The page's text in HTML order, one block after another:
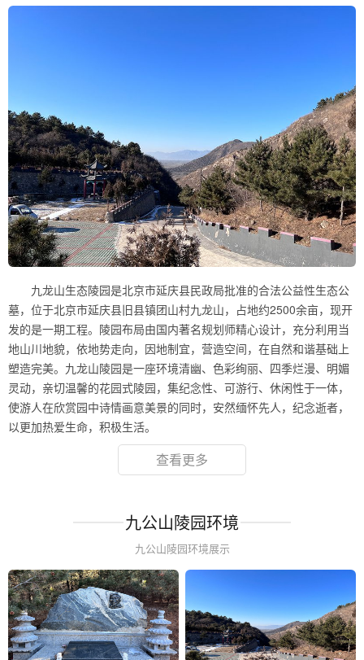
九龙山生态陵园是北京市延庆县民政局批准的合法公益性生态公
墓，位于北京市延庆县旧县镇团山村九龙山，占地约2500余亩，现开
发的是一期工程。陵园布局由国内著名规划师精心设计，充分利用当
地山川地貌，依地势走向，因地制宜，营造空间，在自然和谐基础上
塑造完美。九龙山陵园是一座环境清幽、色彩绚丽、四季烂漫、明媚
灵动，亲切温馨的花园式陵园，集纪念性、可游行、休闲性于一体，
使游人在欣赏园中诗情画意美景的同时，安然缅怀先人，纪念逝者，
以更加热爱生命，积极生活。
查看更多
九公山陵园环境
九公山陵园环境展示